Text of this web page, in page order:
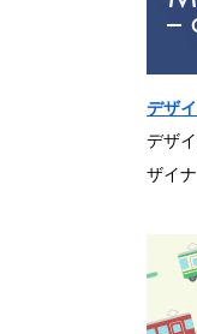
デザ
デザ
ザイ